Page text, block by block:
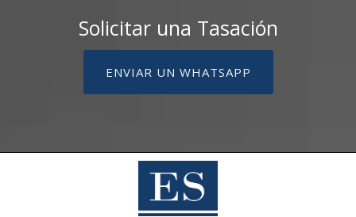
Solicitar una Tasación
ENVIAR UN WHATSAPP